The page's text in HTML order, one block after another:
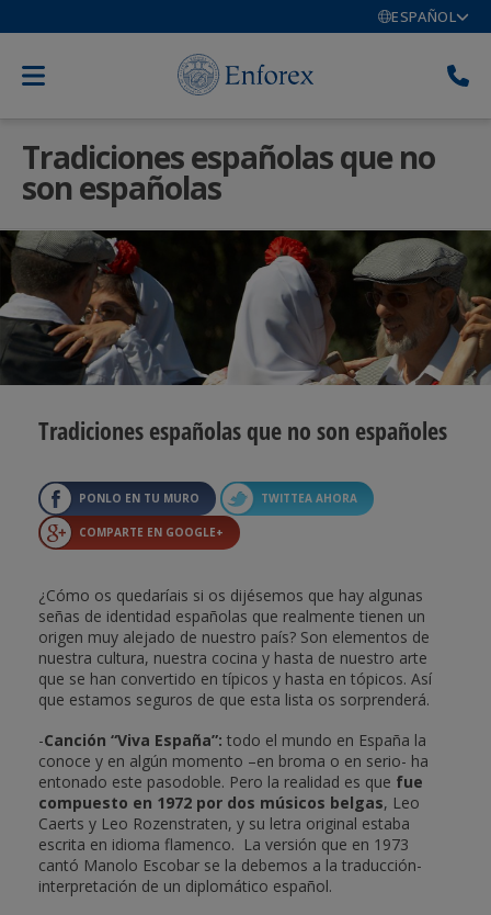
ESPAÑOL
Tradiciones españolas que no
son españolas
Tradiciones españolas que no son españoles
PONLO EN TU MURO TWITTEA AHORA
COMPARTE EN GOOGLE+
¿Cómo os quedaríais si os dijésemos que hay algunas
señas de identidad españolas que realmente tienen un
origen muy alejado de nuestro país? Son elementos de
nuestra cultura, nuestra cocina y hasta de nuestro arte
que se han convertido en típicos y hasta en tópicos. Así
que estamos seguros de que esta lista os sorprenderá.
-Canción “Viva España”: todo el mundo en España la
conoce y en algún momento –en broma o en serio- ha
entonado este pasodoble. Pero la realidad es que fue
compuesto en 1972 por dos músicos belgas, Leo
Caerts y Leo Rozenstraten, y su letra original estaba
escrita en idioma flamenco. La versión que en 1973
cantó Manolo Escobar se la debemos a la traducción-
interpretación de un diplomático español.